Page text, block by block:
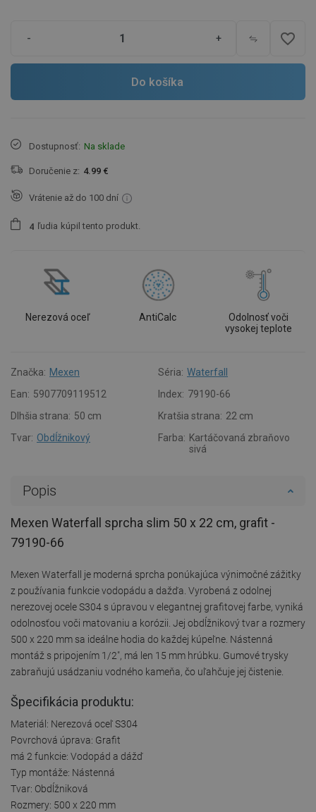
- + favorite_border
Do košíka
Dostupnosť: Na sklade
Doručenie z: 4.99 €
Vrátenie až do 100 dní
4 ľudia kúpil tento produkt.
Nerezová oceľ AntiCalc
Odolnosť voči
vysokej teplote
Značka: Mexen Séria: Waterfall
Ean: 5907709119512 Index: 79190-66
Dlhšia strana: 50 cm Kratšia strana: 22 cm
Tvar: Obdĺžnikový Farba: Kartáčovaná zbraňovo
sivá
Popis
Mexen Waterfall sprcha slim 50 x 22 cm, grafit -
79190-66
Mexen Waterfall je moderná sprcha ponúkajúca výnimočné zážitky
z používania funkcie vodopádu a dažďa. Vyrobená z odolnej
nerezovej ocele S304 s úpravou v elegantnej grafitovej farbe, vyniká
odolnosťou voči matovaniu a korózii. Jej obdĺžnikový tvar a rozmery
500 x 220 mm sa ideálne hodia do každej kúpeľne. Nástenná
montáž s pripojením 1/2", má len 15 mm hrúbku. Gumové trysky
zabraňujú usádzaniu vodného kameňa, čo uľahčuje jej čistenie.
Špecifikácia produktu:
Materiál: Nerezová oceľ S304
Povrchová úprava: Grafit
má 2 funkcie: Vodopád a dážď
Typ montáže: Nástenná
Tvar: Obdĺžniková
Rozmery: 500 x 220 mm